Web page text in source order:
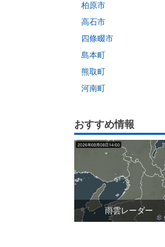
柏原市
高石市
四條畷市
島本町
熊取町
河南町
おすすめ情報
雨雲レーダー